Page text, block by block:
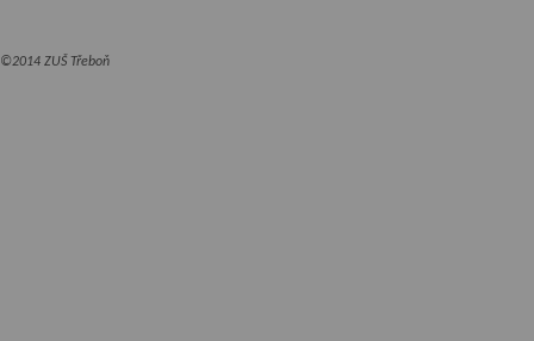
©2014 ZUŠ Třeboň